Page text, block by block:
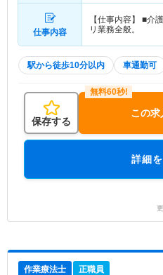
仕事内容
【仕事内容】 ■介
リ業務全般。
駅から徒歩10分以内 車通勤可
保存する
この求
詳細
作業療法士 正職員